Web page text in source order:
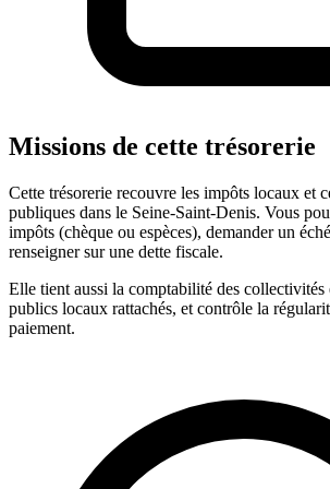
Missions de cette trésorerie
Cette trésorerie recouvre les impôts locaux et
publiques dans le Seine-Saint-Denis. Vous
impôts (chèque ou espèces), demander un
renseigner sur une dette fiscale.
Elle tient aussi la comptabilité des collectivités
publics locaux rattachés, et contrôle la
paiement.